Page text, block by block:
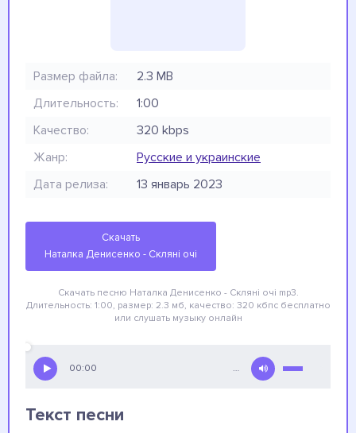
Размер файла:
2.3 MB
Длительность:
1:00
Качество:
320 kbps
Жанр:
Русские и украинские
Дата релиза:
13 январь 2023
Скачать
Наталка Денисенко - Скляні очі
Скачать песню Наталка Денисенко - Скляні очі mp3.
Длительность: 1:00, размер: 2.3 мб, качество: 320 кбпс бесплатно
или слушать музыку онлайн
00:00 …
Текст песни